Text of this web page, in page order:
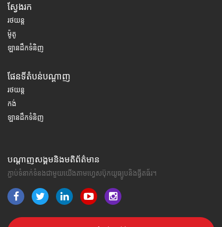
ស្វែងរក
រថយន្ត
ម៉ូតូ
ឡានដឹកទំនិញ
ផែនទីតំបន់បណ្តាញ
រថយន្ត
កង់
ឡានដឹកទំនិញ
បណ្តាញសង្គមនិងមតិព័ត៌មាន
ភ្ជាប់ទំនាក់ទំនងជាមួយយើងតាមហ្វេសប៊ុកយូធ្យូបនិងធ្វីតធ័រ។